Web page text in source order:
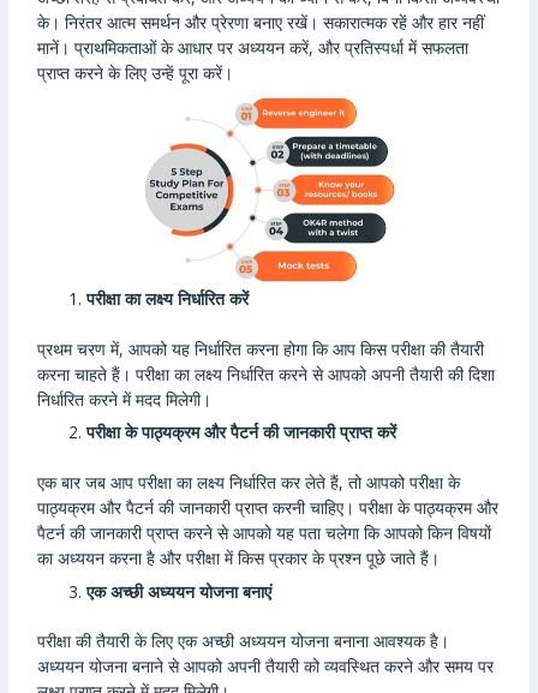
के। निरंतर आत्म समर्थन और प्रेरणा बनाए रखें। सकारात्मक रहें और हार नहीं
मानें। प्राथमिकताओं के आधार पर अध्ययन करें, और प्रतिस्पर्धा में सफलता
प्राप्त करने के लिए उन्हें पूरा करें।
परीक्षा का लक्ष्य निर्धारित करें
प्रथम चरण में, आपको यह निर्धारित करना होगा कि आप किस परीक्षा की तैयारी
करना चाहते हैं। परीक्षा का लक्ष्य निर्धारित करने से आपको अपनी तैयारी की दिशा
निर्धारित करने में मदद मिलेगी।
परीक्षा के पाठ्यक्रम और पैटर्न की जानकारी प्राप्त करें
एक बार जब आप परीक्षा का लक्ष्य निर्धारित कर लेते हैं, तो आपको परीक्षा के
पाठ्यक्रम और पैटर्न की जानकारी प्राप्त करनी चाहिए। परीक्षा के पाठ्यक्रम और
पैटर्न की जानकारी प्राप्त करने से आपको यह पता चलेगा कि आपको किन विषयों
का अध्ययन करना है और परीक्षा में किस प्रकार के प्रश्न पूछे जाते हैं।
एक अच्छी अध्ययन योजना बनाएं
परीक्षा की तैयारी के लिए एक अच्छी अध्ययन योजना बनाना आवश्यक है।
अध्ययन योजना बनाने से आपको अपनी तैयारी को व्यवस्थित करने और समय पर